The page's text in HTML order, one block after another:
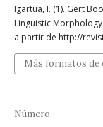
Igartua, I. (1). Gert
Linguistic Morphology.
a partir de http://
Más formatos de
Número